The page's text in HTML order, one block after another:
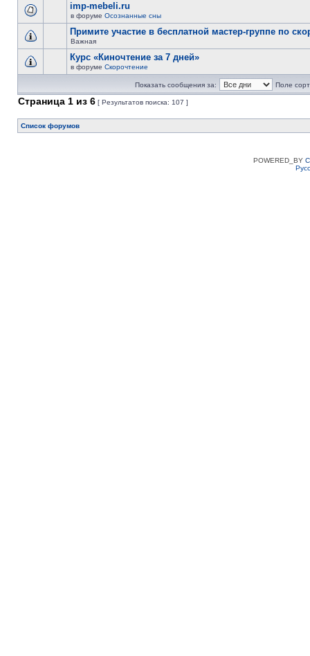
imp-mebeli.ru
в форуме Осознанные сны
Примите участие в бесплатной мастер-группе по
Важная
Курс «Киночтение за 7 дней»
в форуме Скорочтение
Показать сообщения за: Поле
Страница 1 из 6 [ Результатов поиска: 107 ]
Список форумов
POWERED_BY